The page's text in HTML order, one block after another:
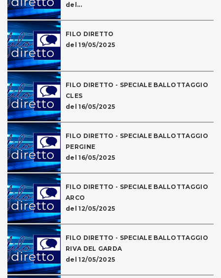
del...
FILO DIRETTO
del 19/05/2025
FILO DIRETTO - SPECIALE BALLOTTAGGIO
CLES
del 16/05/2025
FILO DIRETTO - SPECIALE BALLOTTAGGIO
PERGINE
del 16/05/2025
FILO DIRETTO - SPECIALE BALLOTTAGGIO
ARCO
del 12/05/2025
FILO DIRETTO - SPECIALE BALLOTTAGGIO
RIVA DEL GARDA
del 12/05/2025